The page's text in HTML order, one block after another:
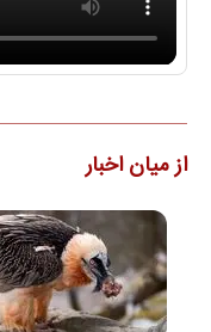
از میان اخبار